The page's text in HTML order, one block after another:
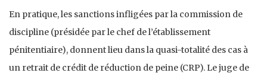
En pratique, les sanctions infligées par la commission de
discipline (présidée par le chef de l’établissement
pénitentiaire), donnent lieu dans la quasi-totalité des cas à
un retrait de crédit de réduction de peine (CRP). Le juge de